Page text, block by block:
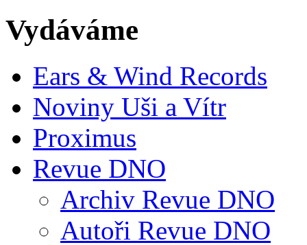
Vydáváme
Ears & Wind Records
Noviny Uši a Vítr
Proximus
Revue DNO
Archiv Revue DNO
Autoři Revue DNO